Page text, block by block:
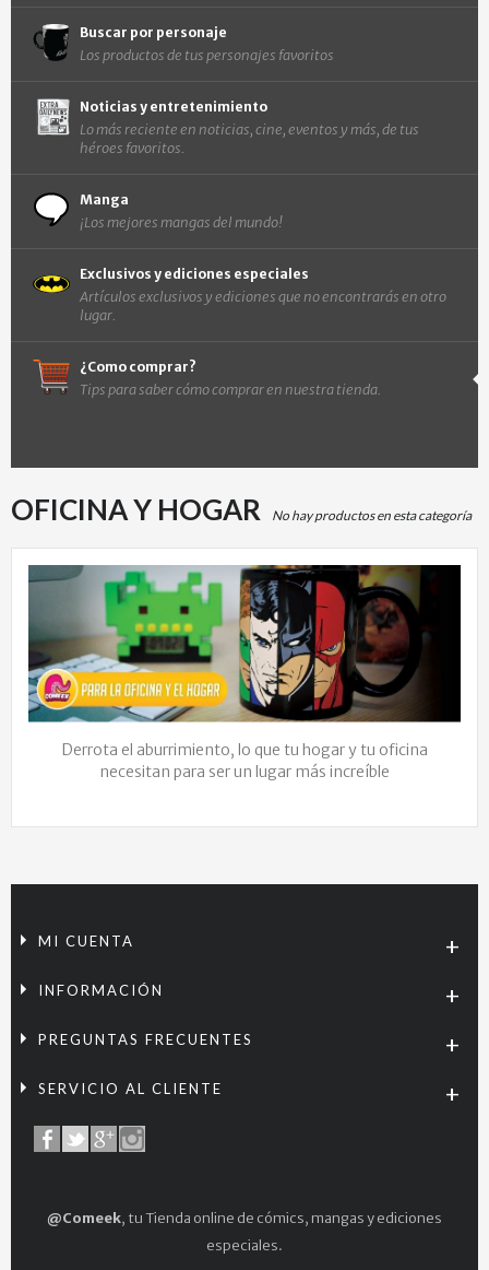
Buscar por personaje
Los productos de tus personajes favoritos
Noticias y entretenimiento
Lo más reciente en noticias, cine, eventos y más, de tus
héroes favoritos.
Manga
¡Los mejores mangas del mundo!
Exclusivos y ediciones especiales
Artículos exclusivos y ediciones que no encontrarás en otro
lugar.
¿Como comprar?
Tips para saber cómo comprar en nuestra tienda.
OFICINA Y HOGAR No hay productos en esta categoría
Derrota el aburrimiento, lo que tu hogar y tu oficina
necesitan para ser un lugar más increíble
MI CUENTA
INFORMACIÓN
PREGUNTAS FRECUENTES
SERVICIO AL CLIENTE
@Comeek, tu Tienda online de cómics, mangas y ediciones
especiales.